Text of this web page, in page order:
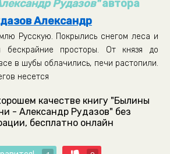
Рудазов"автора
Александр
Русскую. Покрылись снегом леса и
бескрайние просторы. От князя до
в шубы облачились, печи растопили.
несется
качестве книгу "Былины
- Александр Рудазов" без
бесплатно онлайн